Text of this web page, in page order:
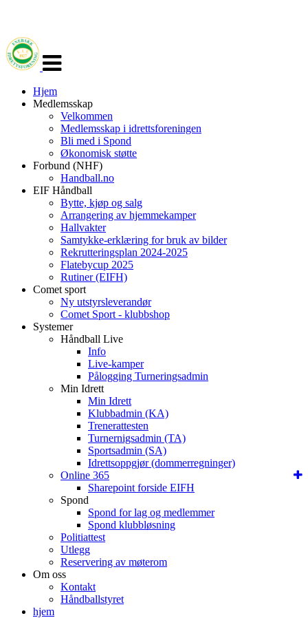
navigasjon
Hjem
Medlemsskap
Velkommen
Medlemsskap i idrettsforeningen
Bli med i Spond
Økonomisk støtte
Forbund (NHF)
Handball.no
EIF Håndball
Bytte, kjøp og salg
Arrangering av hjemmekamper
Hallvakter
Samtykke-erklæring for bruk av bilder
Rekrutteringsplan 2024-2025
Flatebycup 2025
Rutiner (EIFH)
Comet sport
Ny utstyrsleverandør
Comet Sport - klubbshop
Systemer
Håndball Live
Info
Live-kamper
Pålogging Turneringsadmin
Min Idrett
Min Idrett
Klubbadmin (KA)
Trenerattesten
Turnernigsadmin (TA)
Sportsadmin (SA)
Idrettsoppgjør (dommerregninger)
Online 365
Sharepoint forside EIFH
Spond
Spond for lag og medlemmer
Spond klubbløsning
Politiattest
Utlegg
Reservering av møterom
Om oss
Kontakt
Håndballstyret
hjem